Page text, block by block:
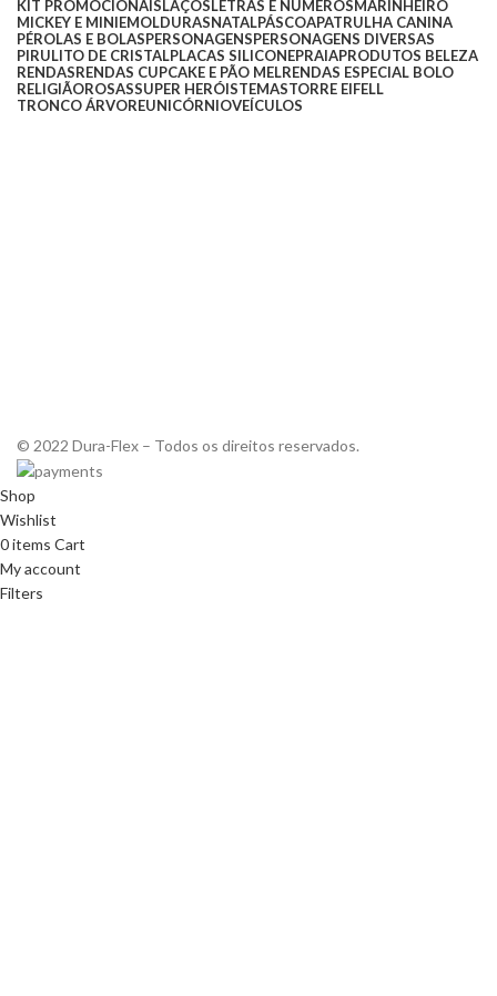
KIT PROMOCIONAISLAÇOSLETRAS E NÚMEROSMARINHEIRO
MICKEY E MINIEMOLDURASNATALPÁSCOAPATRULHA CANINA
PÉROLAS E BOLASPERSONAGENSPERSONAGENS DIVERSAS
PIRULITO DE CRISTALPLACAS SILICONEPRAIAPRODUTOS BELEZA
RENDASRENDAS CUPCAKE E PÃO MELRENDAS ESPECIAL BOLO
RELIGIÃOROSASSUPER HERÓISTEMASTORRE EIFELL
TRONCO ÁRVOREUNICÓRNIOVEÍCULOS
© 2022 Dura-Flex – Todos os direitos reservados.
Shop
Wishlist
0items Cart
My account
Filters